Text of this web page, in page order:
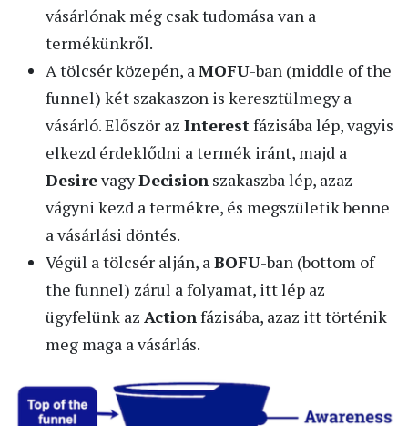
vásárlónak még csak tudomása van a
termékünkről.
A tölcsér közepén, aMOFU-ban (middle of the
funnel) két szakaszon is keresztülmegy a
vásárló. Először az Interestfázisába lép, vagyis
elkezd érdeklődni a termék iránt, majd a
DesirevagyDecision szakaszba lép, azaz
vágyni kezd a termékre, és megszületik benne
a vásárlási döntés.
Végül a tölcsér alján, aBOFU-ban (bottom of
the funnel) zárul a folyamat, itt lép az
ügyfelünk az Actionfázisába, azaz itt történik
meg maga a vásárlás.